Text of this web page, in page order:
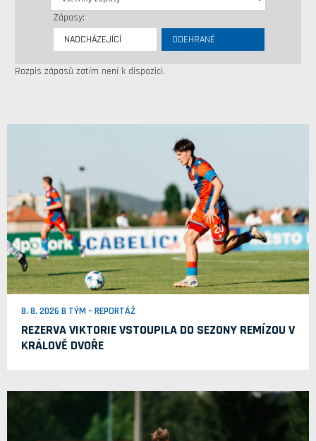
Zápasy:
NADCHÁZEJÍCÍ
ODEHRANÉ
Rozpis zápasů zatím není k dispozici.
8. 8. 2026 B TÝM – REPORTÁŽ
REZERVA VIKTORIE VSTOUPILA DO SEZONY REMÍZOU V
KRÁLOVĚ DVOŘE